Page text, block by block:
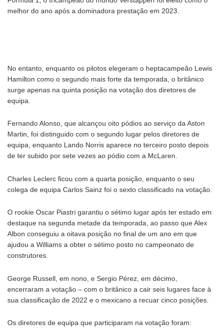
melhor do ano após a dominadora prestação em 2023.
No entanto, enquanto os pilotos elegeram o heptacampeão Lewis
Hamilton como o segundo mais forte da temporada, o britânico
surge apenas na quinta posição na votação dos diretores de
equipa.
Fernando Alonso, que alcançou oito pódios ao serviço da Aston
Martin, foi distinguido com o segundo lugar pelos diretores de
equipa, enquanto Lando Norris aparece no terceiro posto depois
de ter subido por sete vezes ao pódio com a McLaren.
Charles Leclerc ficou com a quarta posição, enquanto o seu
colega de equipa Carlos Sainz foi o sexto classificado na votação.
O rookie Oscar Piastri garantiu o sétimo lugar após ter estado em
destaque na segunda metade da temporada, ao passo que Alex
Albon conseguiu a oitava posição no final de um ano em que
ajudou a Williams a obter o sétimo posto no campeonato de
construtores.
George Russell, em nono, e Sergio Pérez, em décimo,
encerraram a votação – com o britânico a cair seis lugares face à
sua classificação de 2022 e o mexicano a recuar cinco posições.
Os diretores de equipa que participaram na votação foram: